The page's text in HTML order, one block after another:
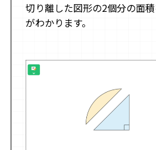
切り離した図形の2個分の面
がわかります。